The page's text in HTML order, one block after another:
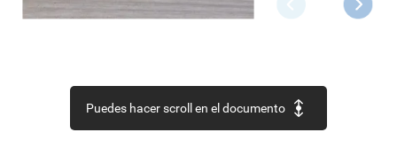
Puedes hacer scroll en el documento